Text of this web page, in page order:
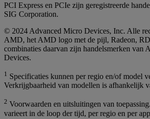
PCI Express en PCIe zijn geregistreerde
SIG Corporation.
© 2024 Advanced Micro Devices, Inc. Alle
AMD, het AMD logo met de pijl, Radeon,
combinaties daarvan zijn handelsmerken van
Devices.
1 Specificaties kunnen per regio en/of model
Verkrijgbaarheid van modellen is afhankelijk
2 Voorwaarden en uitsluitingen van
varieert in de loop der tijd, per regio en per